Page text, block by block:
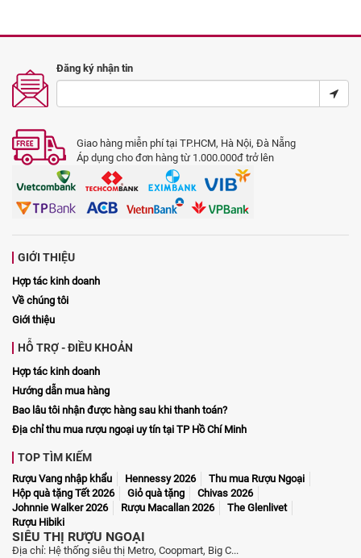
Đăng ký nhận tin
Giao hàng miễn phí tại TP.HCM, Hà Nội, Đà Nẵng
Áp dụng cho đơn hàng từ 1.000.000đ trở lên
GIỚI THIỆU
Hợp tác kinh doanh
Về chúng tôi
Giới thiệu
HỖ TRỢ - ĐIỀU KHOẢN
Hợp tác kinh doanh
Hướng dẫn mua hàng
Bao lâu tôi nhận được hàng sau khi thanh toán?
Địa chỉ thu mua rượu ngoại uy tín tại TP Hồ Chí Minh
TOP TÌM KIẾM
Rượu Vang nhập khẩu Hennessy 2026
Thu mua Rượu Ngoại
Hộp quà tặng Tết 2026
Giỏ quà tặng
Chivas 2026
Johnnie Walker 2026
Rượu Macallan 2026
The Glenlivet
Rượu Hibiki
SIÊU THỊ RƯỢU NGOẠI
Địa chỉ: Hệ thống siêu thị Metro, Coopmart, Big C...